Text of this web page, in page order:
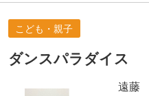
こども・親子
ダンスパラダイス
遠藤